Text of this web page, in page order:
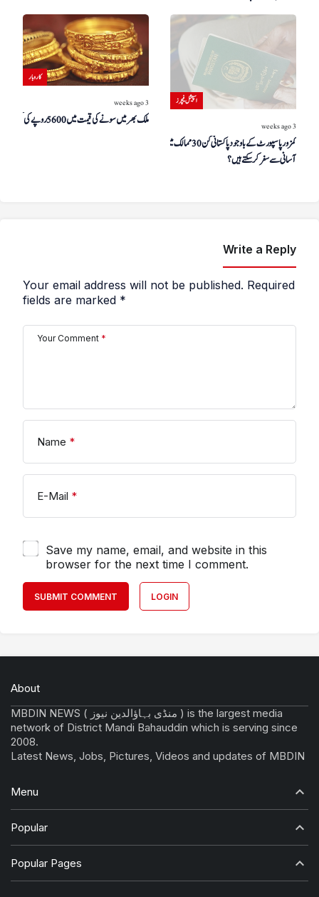
کاروبار
3 weeks ago
ملک بھر میں سونے کی قیمت میں 5600 روپے کی کمی
اسپیشل فیچرز
3 weeks ago
کمزور پاسپورٹ کے باوجود پاکستانی کن 30 ممالک میں
آسانی سے سفر کر سکتے ہیں؟
Write a Reply
Your email address will not be published. Required
fields are marked *
Your Comment *
Name *
E-Mail *
Save my name, email, and website in this
browser for the next time I comment.
SUBMIT COMMENT LOGIN
About
MBDIN NEWS ( منڈی بہاؤالدین نیوز ) is the largest media
network of District Mandi Bahauddin which is serving since
2008.
Latest News, Jobs, Pictures, Videos and updates of MBDIN
Menu
Popular
Popular Pages